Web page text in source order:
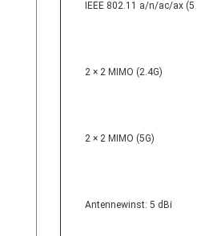
IEEE 802.11 a/n/ac/ax (5G)
2 × 2 MIMO (2.4G)
2 × 2 MIMO (5G)
Antennewinst: 5 dBi